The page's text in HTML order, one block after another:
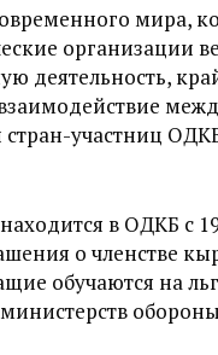
мира,
организации
деятельность,
стран-участниц
в ОДКБ с
о членстве
обучаются на